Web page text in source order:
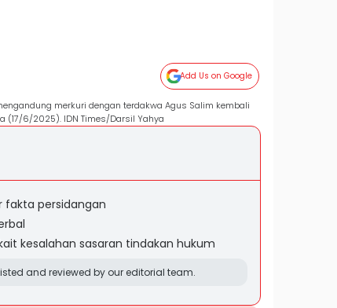
Add Us on Google
merkuri dengan terdakwa Agus Salim kembali
(17/6/2025). IDN Times/Darsil Yahya
fakta persidangan
kesalahan sasaran tindakan hukum
and reviewed by our editorial team.